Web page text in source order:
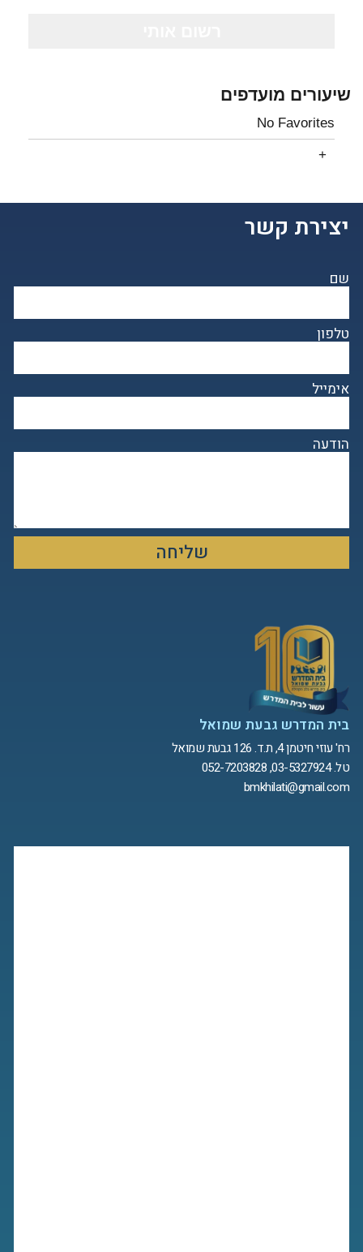
שיעורים מועדפים
No Favorites
יצירת קשר
שם
טלפון
אימייל
הודעה
שליחה
בית המדרש גבעת שמואל
רח' עוזי חיטמן 4, ת.ד. 126 גבעת שמואל
טל. 03-5327924, 052-7203828
bmkhilati@gmail.com